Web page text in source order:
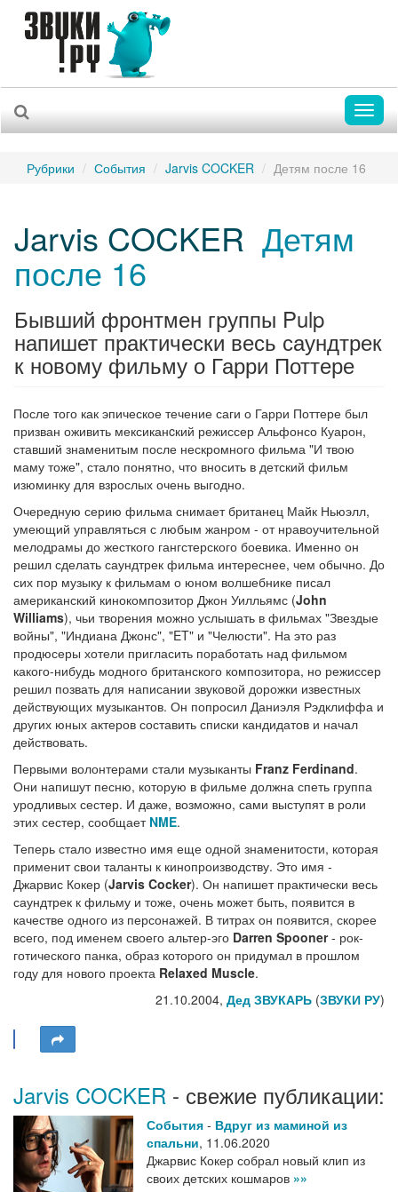
Рубрики События Jarvis COCKER Детям после 16
Jarvis COCKER Детям
после 16
Бывший фронтмен группы Pulp
напишет практически весь саундтрек
к новому фильму о Гарри Поттере
После того как эпическое течение саги о Гарри Поттере был
призван оживить мексиканcкий режиссер Альфонсо Куарон,
ставший знаменитым после нескромного фильма "И твою
маму тоже", стало понятно, что вносить в детский фильм
изюминку для взрослых очень выгодно.
Очередную серию фильма снимает британец Майк Ньюэлл,
умеющий управляться с любым жанром - от нравоучительной
мелодрамы до жесткого гангстерского боевика. Именно он
решил сделать саундтрек фильма интереснее, чем обычно. До
сих пор музыку к фильмам о юном волшебнике писал
американский кинокомпозитор Джон Уилльямс (John
Williams), чьи творения можно услышать в фильмах "Звездые
войны", "Индиана Джонс", "ET" и "Челюсти". На это раз
продюсеры хотели пригласить поработать над фильмом
какого-нибудь модного британского композитора, но режиссер
решил позвать для написании звуковой дорожки известных
действующих музыкантов. Он попросил Даниэля Рэдклиффа и
других юных актеров составить списки кандидатов и начал
действовать.
Первыми волонтерами стали музыканты Franz Ferdinand.
Они напишут песню, которую в фильме должна спеть группа
уродливых сестер. И даже, возможно, сами выступят в роли
этих сестер, сообщает NME.
Теперь стало известно имя еще одной знаменитости, которая
применит свои таланты к кинопроизводству. Это имя -
Джарвис Кокер (Jarvis Cocker). Он напишет практически весь
саундтрек к фильму и тоже, очень может быть, появится в
качестве одного из персонажей. В титрах он появится, скорее
всего, под именем своего альтер-эго Darren Spooner- рок-
готического панка, образ которого он придумал в прошлом
году для нового проекта Relaxed Muscle.
21.10.2004, Дед ЗВУКАРЬ (ЗВУКИ РУ)
Jarvis COCKER - свежие публикации:
События - Вдруг из маминой из
спальни, 11.06.2020
Джарвис Кокер собрал новый клип из
своих детских кошмаров »»